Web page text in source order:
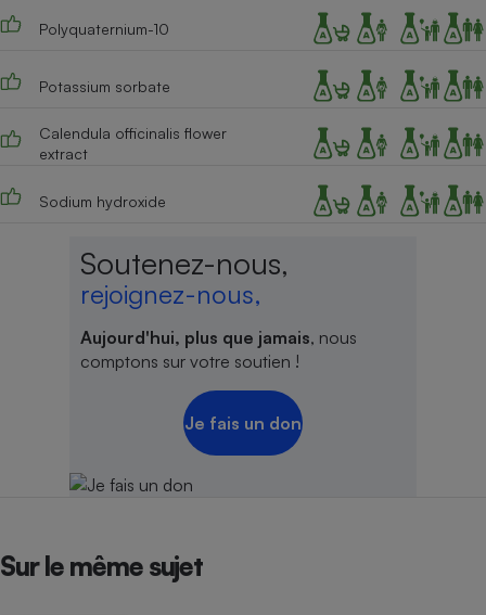
Polyquaternium-10
Potassium sorbate
Calendula officinalis flower
extract
Sodium hydroxide
Soutenez-nous,
rejoignez-nous,
Aujourd'hui, plus que jamais, nous
comptons sur votre soutien !
Je fais un don
Sur le même sujet
Robot ménager